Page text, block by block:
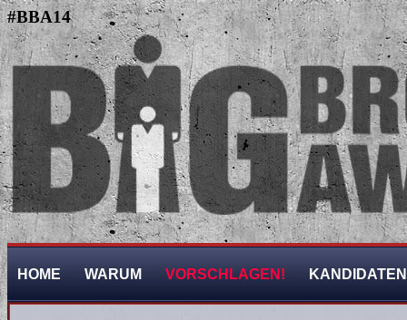
#BBA14
HOME WARUM VORSCHLAGEN! KANDIDATEN